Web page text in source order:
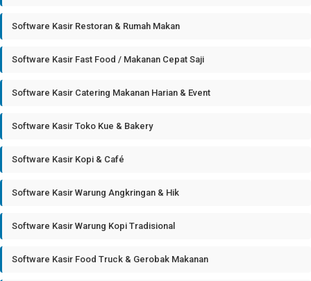
Software Kasir Restoran & Rumah Makan
Software Kasir Fast Food / Makanan Cepat Saji
Software Kasir Catering Makanan Harian & Event
Software Kasir Toko Kue & Bakery
Software Kasir Kopi & Café
Software Kasir Warung Angkringan & Hik
Software Kasir Warung Kopi Tradisional
Software Kasir Food Truck & Gerobak Makanan